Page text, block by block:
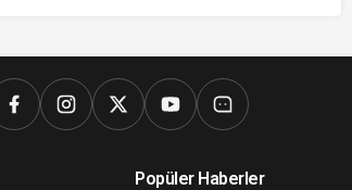
Popüler Haberler